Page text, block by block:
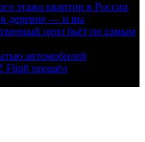
этажа квартир в России
в деревне — и вы
ценз бьёт по самым
автомобилей
Flip8 прошёл